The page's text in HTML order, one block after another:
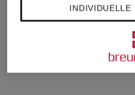
99,99
Bestpreis:
INDIVIDUELLE